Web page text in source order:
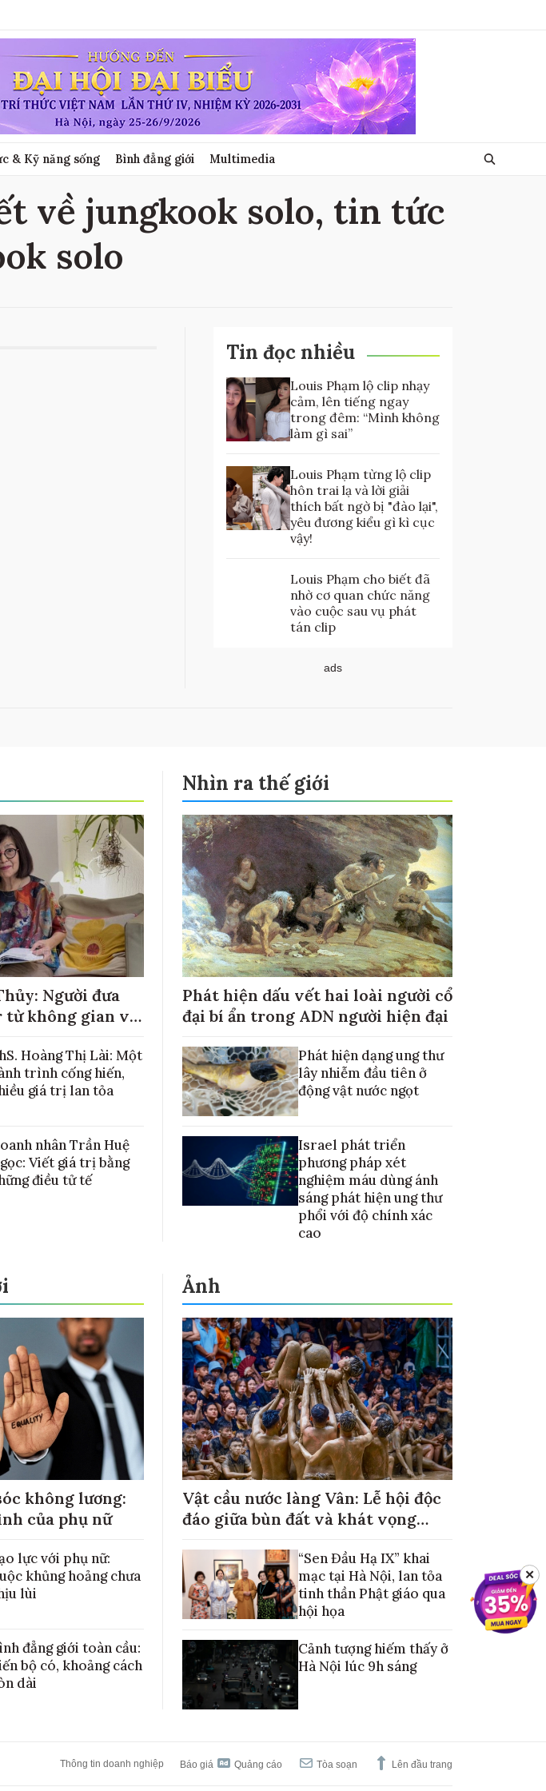
& Kỹ năng sống Bình đẳng giới Multimedia
về jungkook solo, tin tức
solo
Tin đọc nhiều
Louis Phạm lộ clip nhạy
cảm, lên tiếng ngay
trong đêm: “Mình không
làm gì sai”
Louis Phạm từng lộ clip
hôn trai lạ và lời giải
thích bất ngờ bị "đào lại",
yêu đương kiểu gì kì cục
vậy!
Louis Phạm cho biết đã
nhờ cơ quan chức năng
vào cuộc sau vụ phát
tán clip
ads
Người đưa
từ không gian về
Hoàng Thị Lài: Một
trình cống hiến,
giá trị lan tỏa
nhân Trần Huệ
Viết giá trị bằng
điều tử tế
Nhìn ra thế giới
Phát hiện dấu vết hai loài người cổ
đại bí ẩn trong ADN người hiện đại
Phát hiện dạng ung thư
lây nhiễm đầu tiên ở
động vật nước ngọt
Israel phát triển
phương pháp xét
nghiệm máu dùng ánh
sáng phát hiện ung thư
phổi với độ chính xác
cao
không lương:
của phụ nữ
lực với phụ nữ:
khủng hoảng chưa
lùi
đẳng giới toàn cầu:
bộ có, khoảng cách
dài
Ảnh
Vật cầu nước làng Vân: Lễ hội độc
đáo giữa bùn đất và khát vọng
“Sen Đầu Hạ IX” khai
mạc tại Hà Nội, lan tỏa
tinh thần Phật giáo qua
hội họa
Cảnh tượng hiếm thấy ở
Hà Nội lúc 9h sáng
Thông tin doanh nghiệp Báo giá Quảng cáo Tòa soạn Lên đầu trang
✕